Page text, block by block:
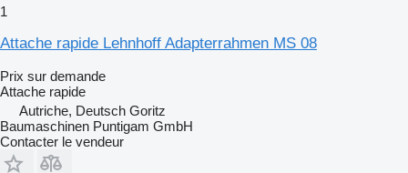
1
Attache rapide Lehnhoff Adapterrahmen MS 08
Prix sur demande
Attache rapide
Autriche, Deutsch Goritz
Baumaschinen Puntigam GmbH
Contacter le vendeur